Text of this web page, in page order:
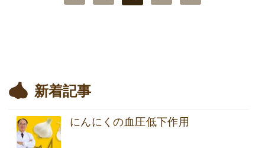
新着記事
にんにくの血圧低下作用